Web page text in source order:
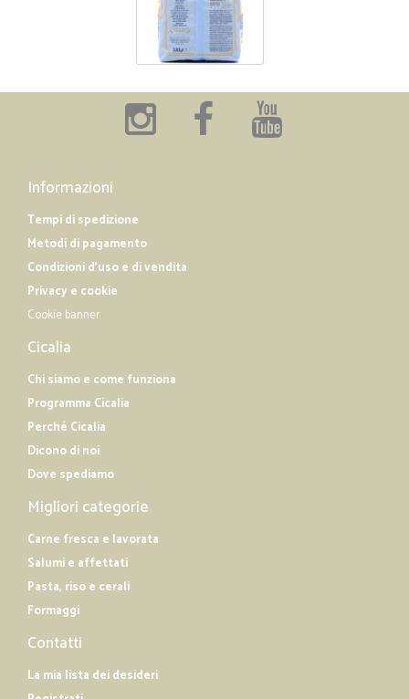
Informazioni
Tempi di spedizione
Metodi di pagamento
Condizioni d'uso e di vendita
Privacy e cookie
Cookie banner
Cicalia
Chi siamo e come funziona
Programma Cicalia
Perché Cicalia
Dicono di noi
Dove spediamo
Migliori categorie
Carne fresca e lavorata
Salumi e affettati
Pasta, riso e cerali
Formaggi
Contatti
La mia lista dei desideri